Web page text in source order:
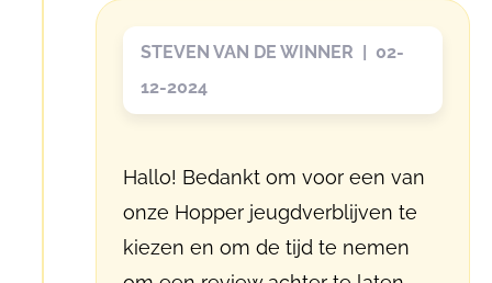
STEVEN VAN DE WINNER | 02-
12-2024
Hallo! Bedankt om voor een van
onze Hopper jeugdverblijven te
kiezen en om de tijd te nemen